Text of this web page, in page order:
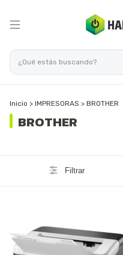
Inicio > IMPRESORAS > BROTHER
BROTHER
Filtrar